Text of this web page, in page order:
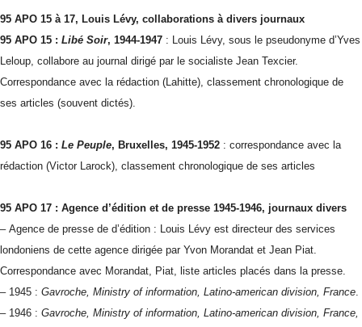
95 APO 15 à 17, Louis Lévy, collaborations à divers journaux
95 APO 15 : Libé Soir, 1944-1947 : Louis Lévy, sous le pseudonyme d’Yves
Leloup, collabore au journal dirigé par le socialiste Jean Texcier.
Correspondance avec la rédaction (Lahitte), classement chronologique de
ses articles (souvent dictés).
95 APO 16 : Le Peuple, Bruxelles, 1945-1952 : correspondance avec la
rédaction (Victor Larock), classement chronologique de ses articles
95 APO 17 : Agence d’édition et de presse 1945-1946, journaux divers
– Agence de presse de d’édition : Louis Lévy est directeur des services
londoniens de cette agence dirigée par Yvon Morandat et Jean Piat.
Correspondance avec Morandat, Piat, liste articles placés dans la presse.
– 1945 : Gavroche, Ministry of information, Latino-american division, France.
– 1946 : Gavroche, Ministry of information, Latino-american division, France,